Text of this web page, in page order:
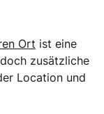
Ort ist eine
zusätzliche
Location und